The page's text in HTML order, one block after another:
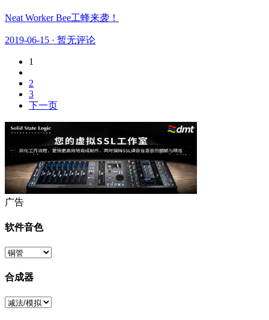
Neat Worker Bee工蜂来袭！
2019-06-15 · 暂无评论
1
2
3
下一页
广告
软件音色
合成器